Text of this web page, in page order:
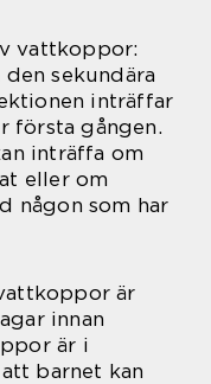
vattkoppor:
sekundära
inträffar
första gången.
inträffa om
eller om
någon som har
är
innan
är i
barnet kan